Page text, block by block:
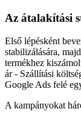
Az átalakítási
Első lépésként
stabilizálására,
termékhez
ár - Szállítási
Google Ads felé
A kampányokat